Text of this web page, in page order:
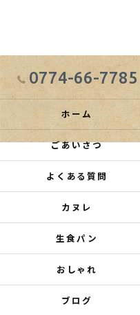
0774-66-7785
ホーム
ごあいさつ
よくある質問
カヌレ
生食パン
おしゃれ
ブログ